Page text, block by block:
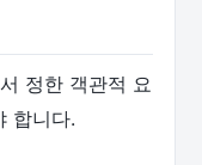
정한 객관적 요
합니다.